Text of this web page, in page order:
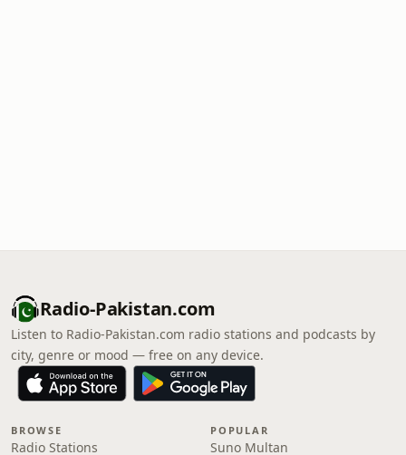
Radio-Pakistan.com
Listen to Radio-Pakistan.com radio stations and podcasts by
city, genre or mood — free on any device.
BROWSE
Radio Stations
POPULAR
Suno Multan